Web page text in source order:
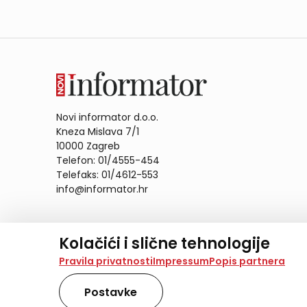
Kolačići i slične tehnologije
Na našoj web stranici koristimo kolačiće i slične
analiziramo promet na stranici te prikazujemo
također koriste ove tehnologije.
Odabirom opcije „Samo nužno“ prihvaćate samo
Pravila privatnostiImpressumPopis partnera
Postavke
Novi informator d.o.o.
Kneza Mislava 7/1
10000 Zagreb
Telefon: 01/4555-454
Telefaks: 01/4612-553
info@informator.hr